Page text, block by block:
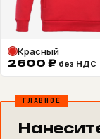
Красный
2600 ₽ без НДС
ГЛАВНОЕ